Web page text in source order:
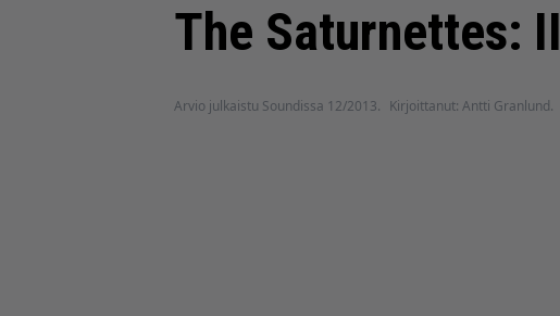
The Saturnettes: II
Arvio julkaistu Soundissa 12/2013. Kirjoittanut: Antti Granlund.